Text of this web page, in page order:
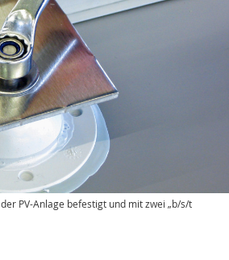
PV-Anlage befestigt und mit zwei „b/s/t